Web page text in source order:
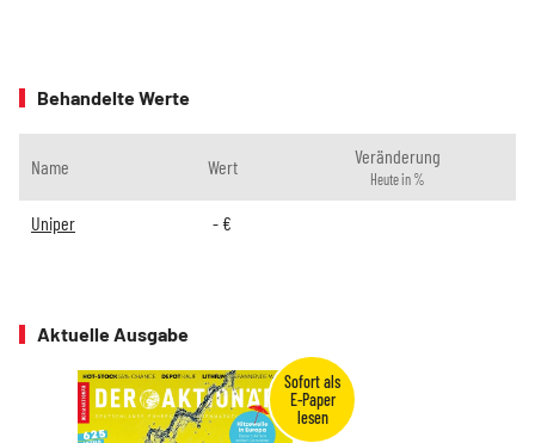
Behandelte Werte
Name Wert Veränderung
Heute in %
Uniper - €
Aktuelle Ausgabe